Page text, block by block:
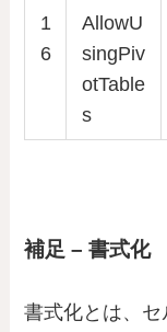
1
6
AllowU
singPiv
otTable
s
補足 – 書式化
書式化とは、